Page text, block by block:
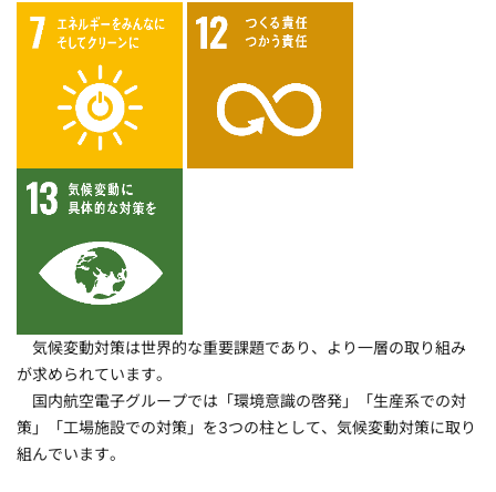
気候変動対策は世界的な重要課題であり、より一層の取り組み
が求められています。
国内航空電子グループでは「環境意識の啓発」「生産系での対
策」「工場施設での対策」を3つの柱として、気候変動対策に取り
組んでいます。